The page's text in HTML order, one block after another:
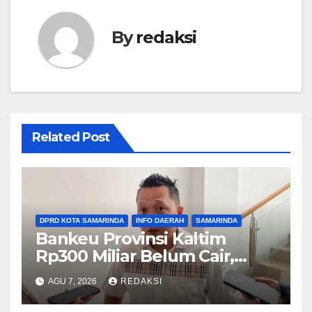
Byredaksi
Related Post
DPRD KOTA SAMARINDA INFO DAERAH SAMARINDA
Bankeu Provinsi Kaltim
Rp300 Miliar Belum Cair,
Komisi III DPRD Samarinda
Khawatirkan Proyek Banjir
AGU 7, 2026 REDAKSI